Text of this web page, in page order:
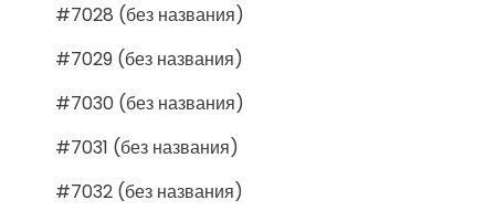
#7028 (без названия)
#7029 (без названия)
#7030 (без названия)
#7031 (без названия)
#7032 (без названия)